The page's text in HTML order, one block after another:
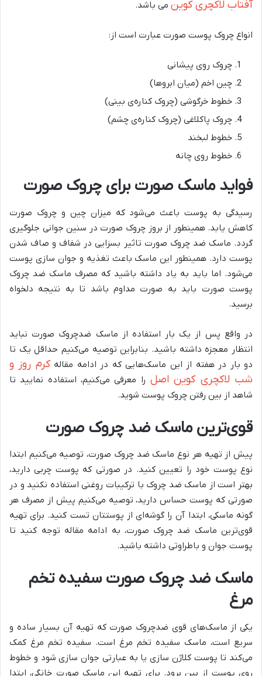
آفتاب لاکچری کوین می باشد.
انواع چروک پوست صورت عبارت است از:
چروک روی پیشانی
چین اخم (میان ابروها)
خطوط خرگوشی (چروک کناره‌ی بینی)
چروک پاکلاغی (چروک کناره‌ی چشم)
خطوط لبخند
خطوط روی چانه
فواید ماسک صورت برای چروک صورت
رسیدگی به پوست باعث می‌شود که میزان چین و چروک صورت
کاهش یابد. همینطور از بروز چروک صورت در سنین جوانی جلوگیری
گردد. ماسک ضد چروک صورت تاثیر بسزایی در شفاف و صاف شدن
پوست دارد. همینطور این ماسک باعث تغذیه و جوان سازی پوست
می‌شود. اما باید به یاد داشته باشید که مصرف ماسک ضد چروک
پوست صورت باید به صورت مداوم باشد تا به نتیجه دلخواه
برسید.
در واقع پس از یک بار استفاده از ماسک ضدچروک صورت نباید
انتظار معجزه داشته باشید. بنابراین توصیه می‌کنیم حداقل یک تا
دو بار در هفته از این ماسک‌هایی که در ادامه مقالهکرم روز و
شب لاکچری کوین اصل را معرفی می‌کنیم، استفاده نمایید تا
شاهد از بین رفتن چروک پوست شوید.
قوی‌ترین ماسک ضد چروک صورت
پیش از تهیه هر نوع ماسک ضد چروک صورت، توصیه می‌کنیم ابتدا
نوع پوست خود را تعیین کنید. در صورتی که پوست چربی دارید،
بهتر است از ماسک ضد چروک با ترکیبات روغنی استفاده نکنید و در
صورتی که پوست حساس دارید، توصیه می‌کنیم پیش از مصرف هر
گونه ماسکی، ابتدا آن را گوشه‌ای از پوستتان تست کنید. برای تهیه
قوی‌ترین ماسک ضد چروک صورت، به ادامه مقاله توجه کنید تا
پوست جوان و باطراوتی داشته باشید.
ماسک ضد چروک صورت سفیده تخم
مرغ
یکی از ماسک‌های قوی ضدچروک صورت که تهیه آن بسیار ساده و
سریع است، ماسک سفیده تخم مرغ است. سفیده تخم مرغ کمک
می‌کند تا پوست کلاژن سازی یا به عبارتی جوان سازی شود و خطوط
روی پوست از بین برود. برای تهیه این ماسک صورت خانگی، ابتدا